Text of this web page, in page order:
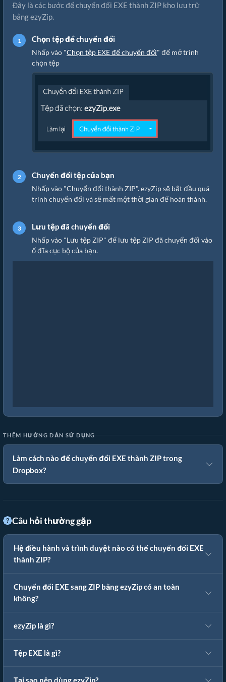
Đây là các bước để chuyển đổi EXE thành ZIP kho lưu trữ
bằng ezyZip.
Chọn tệp để chuyển đổi
Nhấp vào "Chọn tệp EXE để chuyển đổi" để mở trình
chọn tệp
Chuyển đổi tệp của bạn
Nhấp vào "Chuyển đổi thành ZIP". ezyZip sẽ bắt đầu quá
trình chuyển đổi và sẽ mất một thời gian để hoàn thành.
Lưu tệp đã chuyển đổi
Nhấp vào "Lưu tệp ZIP" để lưu tệp ZIP đã chuyển đổi vào
ổ đĩa cục bộ của bạn.
THÊM HƯỚNG DẪN SỬ DỤNG
Làm cách nào để chuyển đổi EXE thành ZIP trong
Dropbox?
Câu hỏi thường gặp
Hệ điều hành và trình duyệt nào có thể chuyển đổi EXE
thành ZIP?
Chuyển đổi EXE sang ZIP bằng ezyZip có an toàn
không?
ezyZip là gì?
Tệp EXE là gì?